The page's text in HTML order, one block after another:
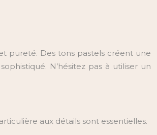
pureté. Des tons pastels créent une
N’hésitez pas à utiliser un
aux détails sont essentielles.